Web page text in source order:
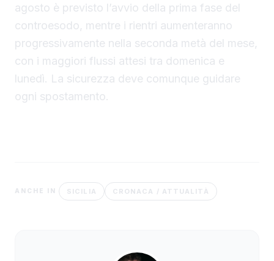
agosto è previsto l’avvio della prima fase del
controesodo, mentre i rientri aumenteranno
progressivamente nella seconda metà del mese,
con i maggiori flussi attesi tra domenica e
lunedì. La sicurezza deve comunque guidare
ogni spostamento.
ANCHE IN SICILIA CRONACA / ATTUALITÀ